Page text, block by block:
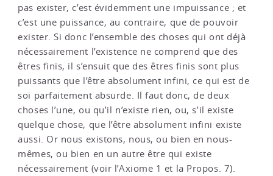
pas exister, c’est évidemment une impuissance ; et
c’est une puissance, au contraire, que de pouvoir
exister. Si donc l’ensemble des choses qui ont déjà
nécessairement l’existence ne comprend que des
êtres finis, il s’ensuit que des êtres finis sont plus
puissants que l’être absolument infini, ce qui est de
soi parfaitement absurde. Il faut donc, de deux
choses l’une, ou qu’il n’existe rien, ou, s’il existe
quelque chose, que l’être absolument infini existe
aussi. Or nous existons, nous, ou bien en nous-
mêmes, ou bien en un autre être qui existe
nécessairement (voir l’Axiome 1 et la Propos. 7).